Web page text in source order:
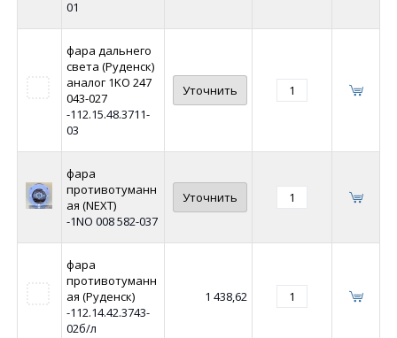
01
фара дальнего
света (Руденск)
аналог 1KO 247
043-027
-112.15.48.3711-
03
Уточнить
фара
противотуманн
ая (NEXT)
-1NO 008 582-037
Уточнить
фара
противотуманн
ая (Руденск)
-112.14.42.3743-
02б/л
1 438,62